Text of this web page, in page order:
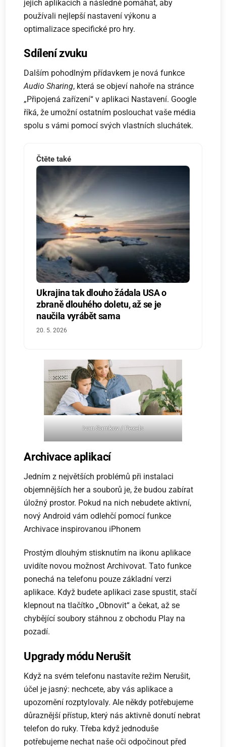
jejich aplikacích a následně pomáhat, aby
používali nejlepší nastavení výkonu a
optimalizace specifické pro hry.
Sdílení zvuku
Dalším pohodlným přídavkem je nová funkce
Audio Sharing, která se objeví nahoře na stránce
„Připojená zařízení“ v aplikaci Nastavení. Google
říká, že umožní ostatním poslouchat vaše média
spolu s vámi pomocí svých vlastních sluchátek.
Čtěte také
Ukrajina tak dlouho žádala USA o
zbraně dlouhého doletu, až se je
naučila vyrábět sama
20. 5. 2026
Ivan Samkov / Pexels
Archivace aplikací
Jedním z největších problémů při instalaci
objemnějších her a souborů je, že budou zabírat
úložný prostor. Pokud na nich nebudete aktivní,
nový Android vám odlehčí pomocí funkce
Archivace inspirovanou iPhonem
Prostým dlouhým stisknutím na ikonu aplikace
uvidíte novou možnost Archivovat. Tato funkce
ponechá na telefonu pouze základní verzi
aplikace. Když budete aplikaci zase spustit, stačí
klepnout na tlačítko „Obnovit“ a čekat, až se
chybějící soubory stáhnou z obchodu Play na
pozadí.
Upgrady módu Nerušit
Když na svém telefonu nastavíte režim Nerušit,
účel je jasný: nechcete, aby vás aplikace a
upozornění rozptylovaly. Ale někdy potřebujeme
důraznější přístup, který nás aktivně donutí nebrat
telefon do ruky. Třeba když jednoduše
potřebujeme nechat naše oči odpočinout před